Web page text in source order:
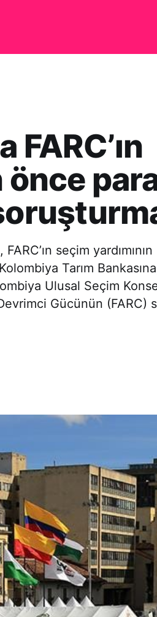
FARC’ın
seçim yardımının
Tarım
Ulusal Seçim
Gücünün (FARC)